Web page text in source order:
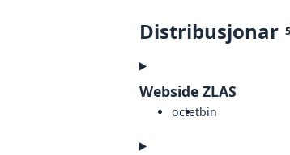
Distribusjonar 5
Webside ZLAS
octetbin